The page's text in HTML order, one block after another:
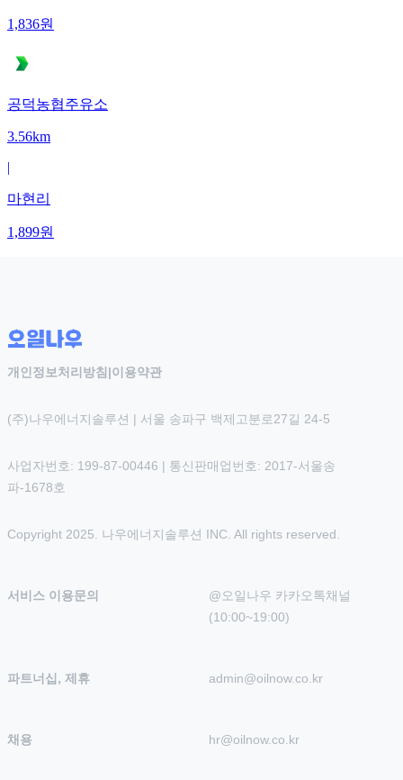
1,836원
공덕농협주유소
3.56km
|
마현리
1,899원
개인정보처리방침 |이용약관
(주)나우에너지솔루션 | 서울 송파구 백제고분로27길 24-5
사업자번호: 199-87-00446 | 통신판매업번호: 2017-서울송
파-1678호
Copyright 2025. 나우에너지솔루션 INC. All rights reserved.
서비스 이용문의
@오일나우 카카오톡채널
(10:00~19:00)
파트너십, 제휴 admin@oilnow.co.kr
채용 hr@oilnow.co.kr